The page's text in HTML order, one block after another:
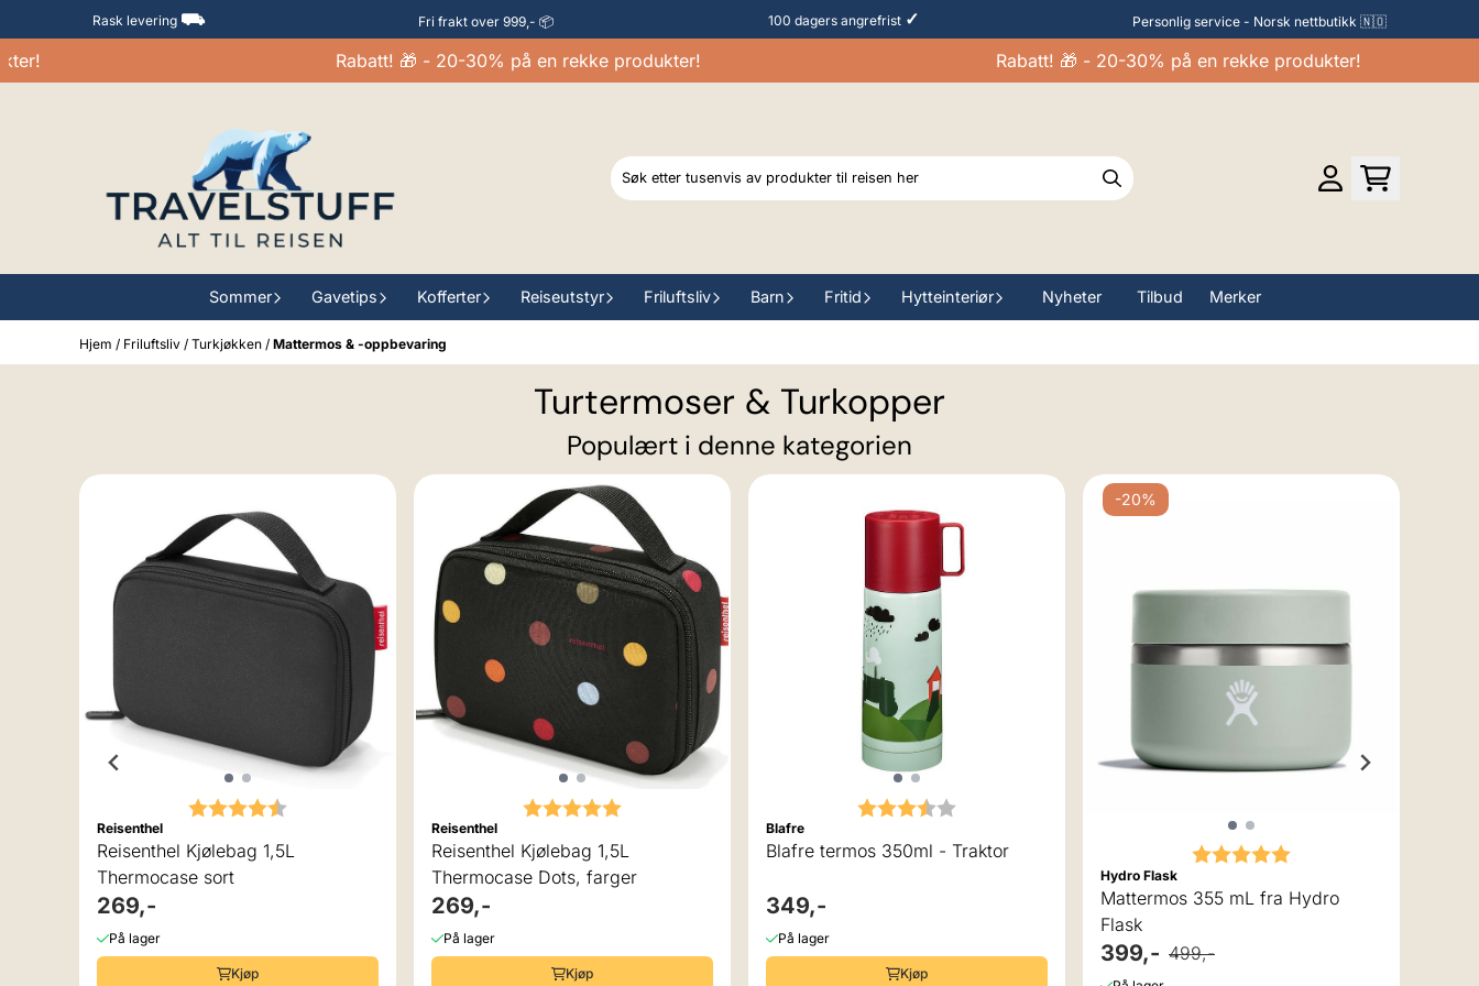
Hopp til innholdRask levering ⛟ Fri frakt over 999,- 📦 100 dagers angrefrist ✓ Personlig service - Norsk nettbutikk 🇳🇴
Rabatt! 🎁 - 20-30% på en rekke produkter! Rabatt! 🎁 - 20-30% på en rekke produkter!
Sommer Gavetips Kofferter Reiseutstyr Friluftsliv Barn Fritid Hytteinteriør Nyheter Tilbud Merker
Hjem / Friluftsliv / Turkjøkken / Mattermos & -oppbevaring
Turtermoser & Turkopper
Populært i denne kategorien
Karakter:
Reisenthel
Reisenthel Kjølebag 1,5L
Thermocase sort
269,-
På lager
Kjøp
Karakter:
Reisenthel
Reisenthel Kjølebag 1,5L
Thermocase Dots, farger
269,-
På lager
Kjøp
Karakter:
Blafre
Blafre termos 350ml - Traktor
349,-
På lager
Kjøp
-20%
Karakter:
Hydro Flask
Mattermos 355 mL fra Hydro
Flask
399,- 499,-